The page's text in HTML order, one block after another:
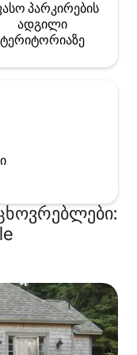
პარკირების
ადგილი
ტერიტორიაზე